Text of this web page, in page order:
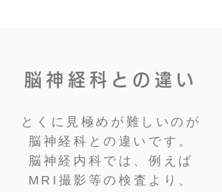
脳神経科との違い
とくに見極めが難しいのが
脳神経科との違いです。
脳神経内科では、例えば
MRI撮影等の検査より、